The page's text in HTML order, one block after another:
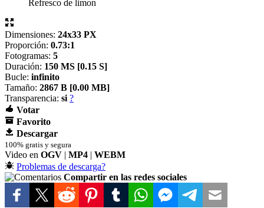
Refresco de limon
Dimensiones: 24x33 PX
Proporción: 0.73:1
Fotogramas: 5
Duración: 150 MS [0.15 S]
Bucle: infinito
Tamaño: 2867 B [0.00 MB]
Transparencia: si ?
Votar
Favorito
Descargar
100% gratis y segura
Video en OGV | MP4 | WEBM
Problemas de descarga?
Compartir en las redes sociales